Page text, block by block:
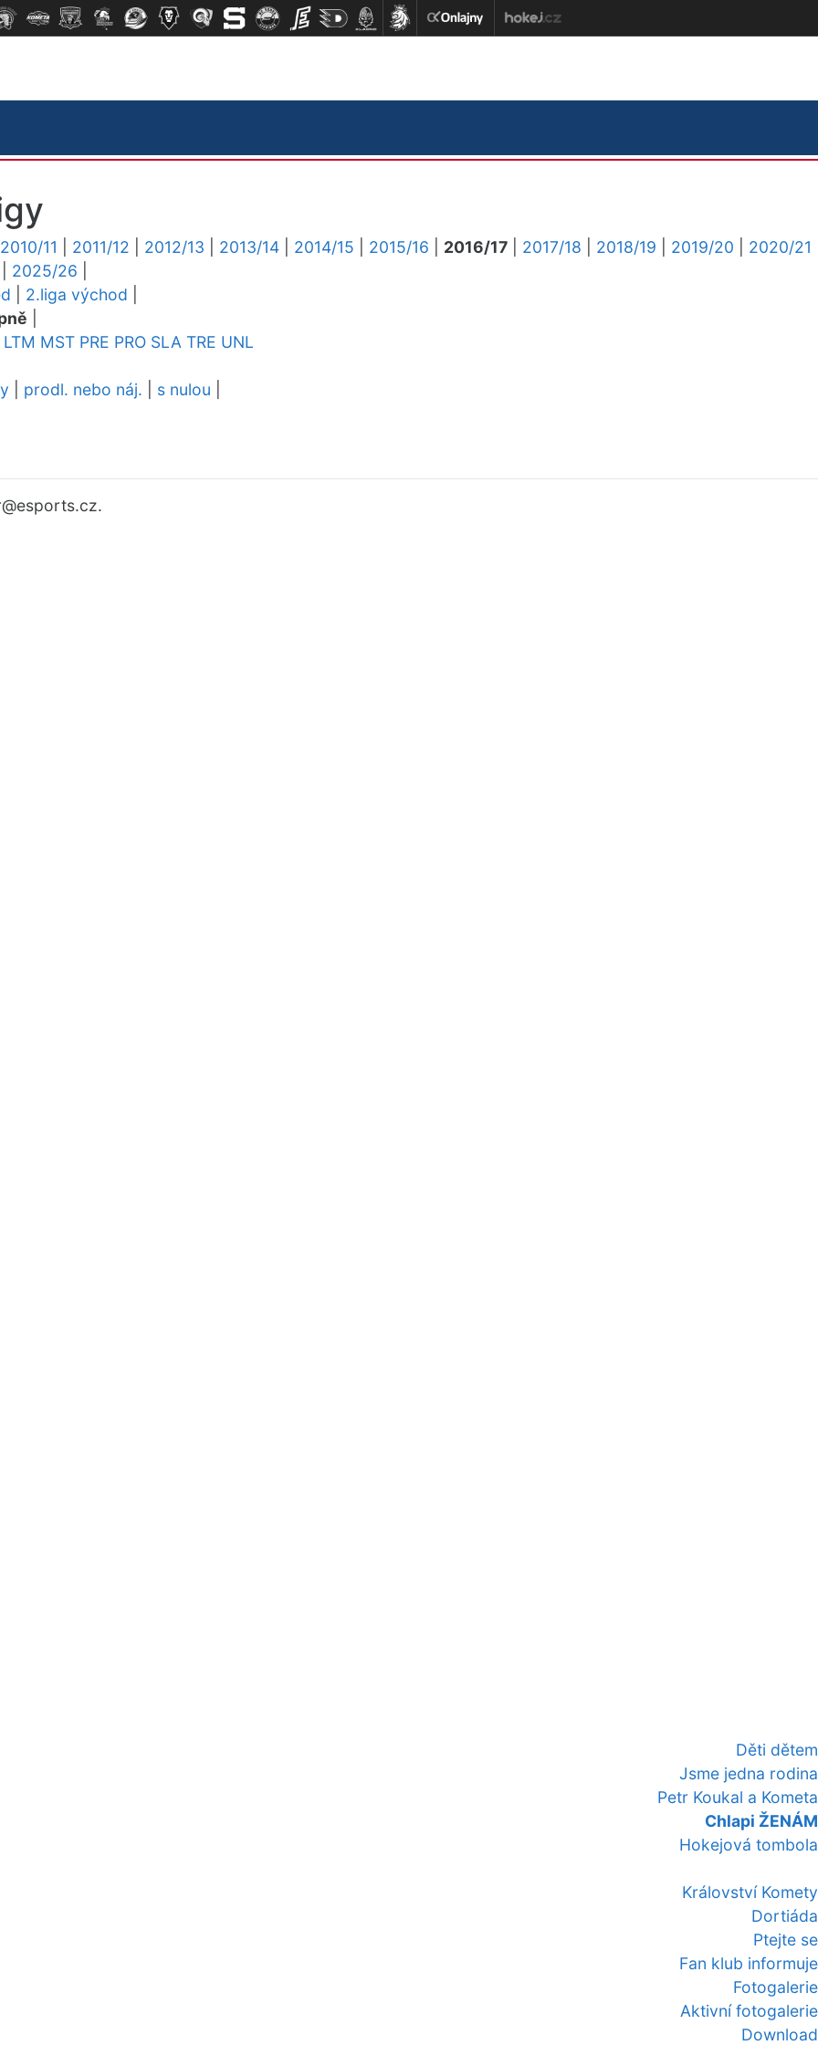
Děti dětem
Jsme jedna rodina
Petr Koukal a Kometa
Chlapi ŽENÁM
Hokejová tombola
Království Komety
Dortiáda
Ptejte se
Fan klub informuje
Fotogalerie
Aktivní fotogalerie
Download
2010/11 2011/12 2012/13 2013/14 2014/15 2015/16 2016/17 2017/18 2018/19 2019/20
2020/21
2025/26
2.liga východ
LTM MST PRE PRO SLA TRE UNL
prodl. nebo náj. s nulou
@esports.cz.